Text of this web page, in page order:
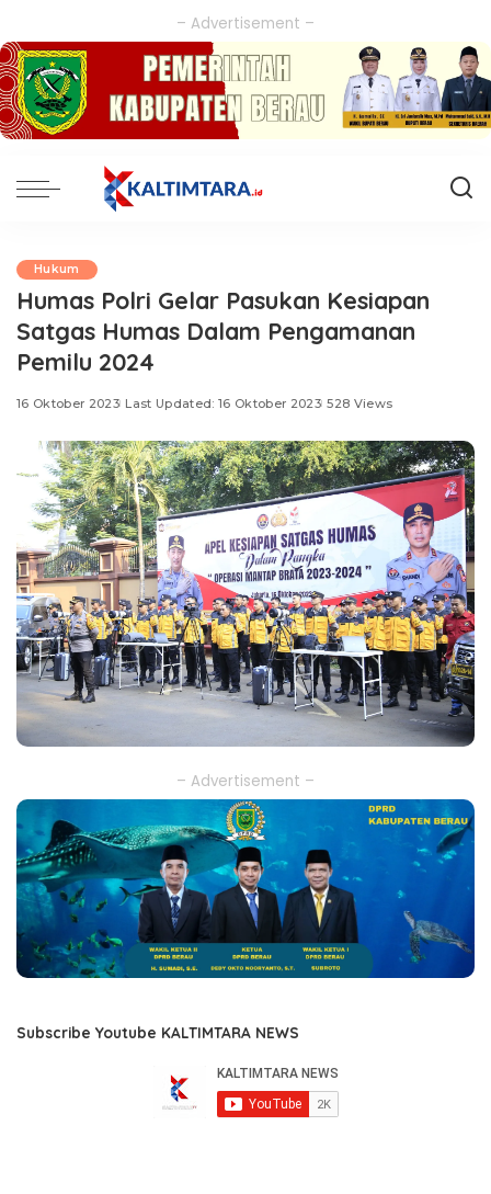
– Advertisement –
Hukum
Humas Polri Gelar Pasukan Kesiapan
Satgas Humas Dalam Pengamanan
Pemilu 2024
16 Oktober 2023 Last Updated: 16 Oktober 2023 528 Views
– Advertisement –
Subscribe Youtube KALTIMTARA NEWS